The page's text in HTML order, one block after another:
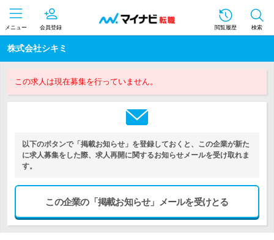
メニュー 会員登録 閲覧履歴 検索
株式会社シキミ
この求人は現在募集を行っていません。
以下のボタンで「掲載お知らせ」を登録しておくと、この企業が新た
に求人募集をした際、求人再開に関するお知らせメールを受け取れま
す。
この企業の「掲載お知らせ」メールを受けとる